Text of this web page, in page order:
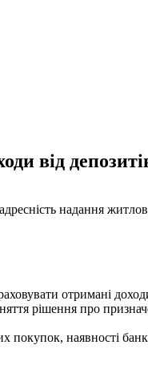
від
надання
отримані
рішення про
наявності